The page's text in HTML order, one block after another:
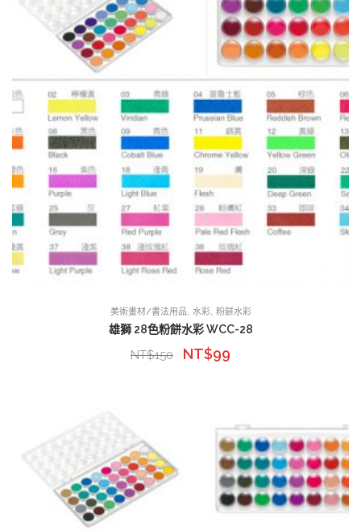
美術畫材/書法用品 水彩, 粉餅水彩
雄獅 28色粉餅水彩 WCC-28
NT$150 NT$99